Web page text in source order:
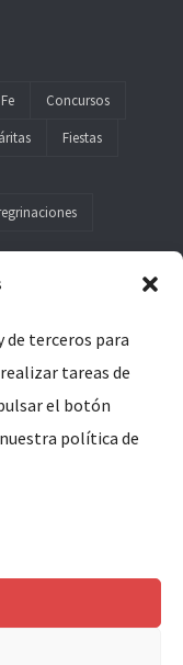
de terceros para
tareas de
el botón
política de
Concursos
Fiestas